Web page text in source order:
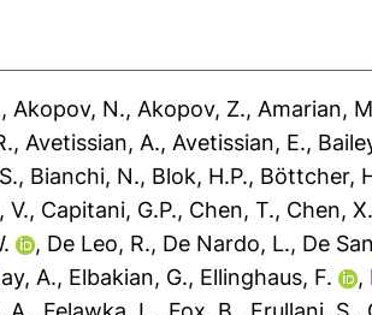
, Akopov, N., Akopov, Z., Amarian,
, Avetissian, A., Avetissian, E.,
, Bianchi, N., Blok, H.P., Böttcher,
V., Capitani, G.P., Chen, T., Chen, X.
, De Leo, R., De Nardo, L., De
A., Elbakian, G., Ellinghaus, F. ,